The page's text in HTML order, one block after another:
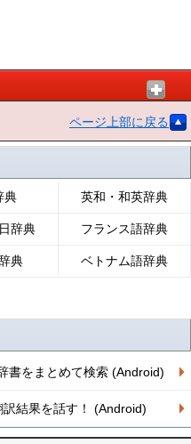
ページ上部に戻る
典 英和・和英辞典
辞典 フランス語辞典
典 ベトナム語辞典
書をまとめて検索 (Android)
結果を話す！ (Android)